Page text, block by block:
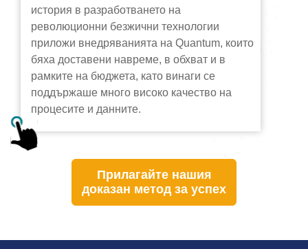
история в разработването на
революционни безжични технологии
приложи внедряванията на Quantum, които
бяха доставени навреме, в обхват и в
рамките на бюджета, като винаги се
поддържаше много високо качество на
процесите и данните.
Прилагайте нашия
доказан метод за успех